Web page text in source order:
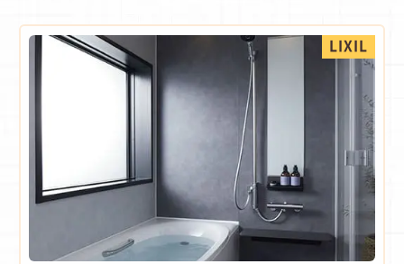
LIXIL